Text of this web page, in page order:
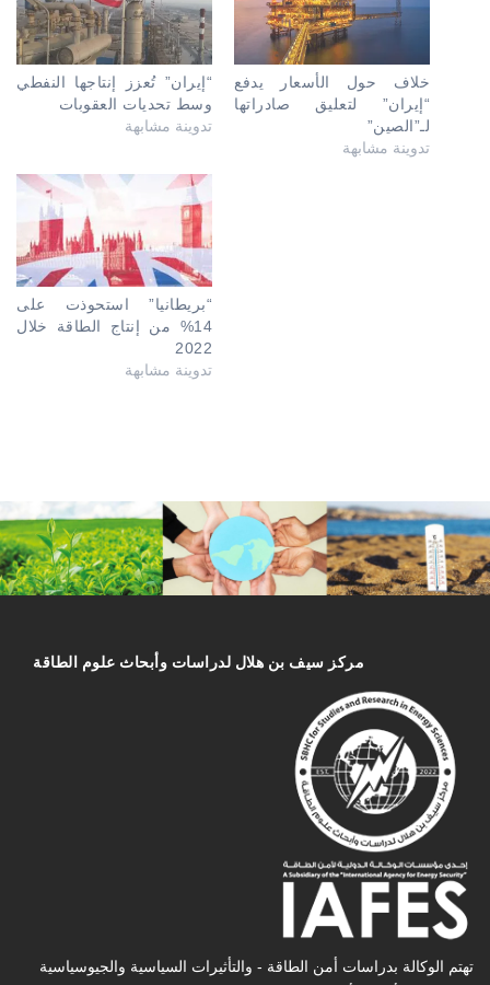
“إيران” تُعزز إنتاجها النفطي
وسط تحديات العقوبات
تدوينة مشابهة
خلاف حول الأسعار يدفع
“إيران” لتعليق صادراتها
لـ”الصين”
تدوينة مشابهة
“بريطانيا” استحوذت على
14% من إنتاج الطاقة خلال
2022
تدوينة مشابهة
مركز سیف بن هلال لدراسات وأبحاث علوم الطاقة
تهتم الوكالة بدراسات أمن الطاقة - والتأثیرات السیاسیة والجیوسیاسیة